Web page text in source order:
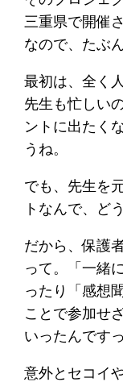
三重県で開催
なので、たぶ
最初は、全く
先生も忙しい
ントに出たく
うね。
でも、先生を
トなんで、ど
だから、保護
って。「一緒
ったり「感想
ことで参加せ
いったんですっ
意外とセコイ